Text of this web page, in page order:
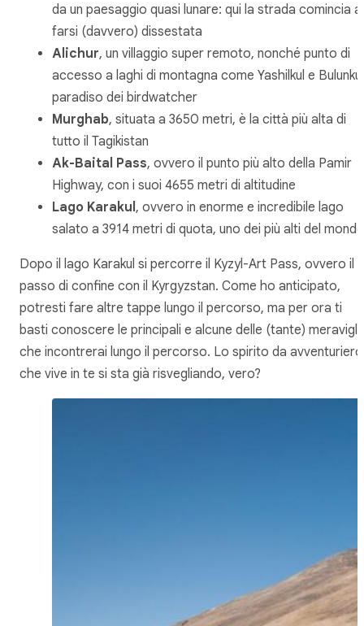
da un paesaggio quasi lunare: qui la strada comincia a
farsi (davvero) dissestata
Alichur, un villaggio super remoto, nonché punto di
accesso a laghi di montagna come Yashilkul e
paradiso dei birdwatcher
Murghab, situata a 3650 metri, è la città più alta di
tutto il Tagikistan
Ak-Baital Pass, ovvero il punto più alto della Pamir
Highway, con i suoi 4655 metri di altitudine
Lago Karakul, ovvero in enorme e incredibile lago
salato a 3914 metri di quota, uno dei più alti del mondo
Dopo il lago Karakul si percorre il Kyzyl-Art Pass, ovvero il
passo di confine con il Kyrgyzstan. Come ho anticipato,
potresti fare altre tappe lungo il percorso, ma per ora ti
basti conoscere le principali e alcune delle (tante)
che incontrerai lungo il percorso. Lo spirito da avventuriero
che vive in te si sta già risvegliando, vero?